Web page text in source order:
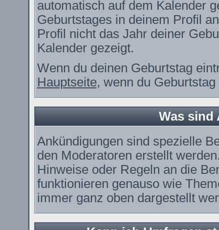
automatisch auf dem Kalender
Geburtstages in deinem Profil
Profil nicht das Jahr deiner
Kalender gezeigt.
Wenn du deinen Geburtstag
Hauptseite, wenn du Geburtstag
Was sind
Ankündigungen sind spezielle
den Moderatoren erstellt
Hinweise oder Regeln an die
funktionieren genauso wie
immer ganz oben dargestellt